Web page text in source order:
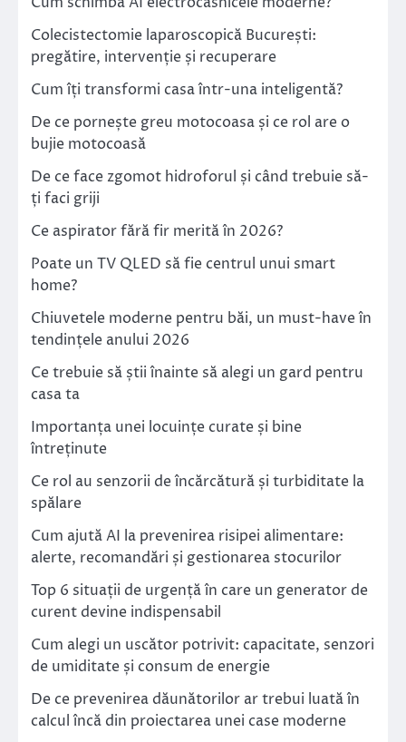
Colecistectomie laparoscopică București:
pregătire, intervenție și recuperare
Cum îți transformi casa într-una inteligentă?
De ce pornește greu motocoasa și ce rol are o
bujie motocoasă
De ce face zgomot hidroforul și când trebuie să-
ți faci griji
Ce aspirator fără fir merită în 2026?
Poate un TV QLED să fie centrul unui smart
home?
Chiuvetele moderne pentru băi, un must-have în
tendințele anului 2026
Ce trebuie să știi înainte să alegi un gard pentru
casa ta
Importanța unei locuințe curate și bine
întreținute
Ce rol au senzorii de încărcătură și turbiditate la
spălare
Cum ajută AI la prevenirea risipei alimentare:
alerte, recomandări și gestionarea stocurilor
Top 6 situații de urgență în care un generator de
curent devine indispensabil
Cum alegi un uscător potrivit: capacitate, senzori
de umiditate și consum de energie
De ce prevenirea dăunătorilor ar trebui luată în
calcul încă din proiectarea unei case moderne